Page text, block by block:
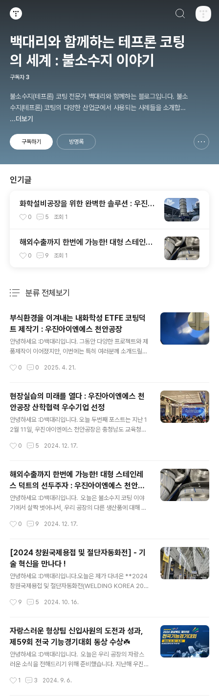
백대리와 함께하는 테프론 코팅
의 세계 : 불소수지 이야기
구독자 3
불소수지(테프론) 코팅 전문가 백대리와 함께하는 블로그입니다. 불소
수지(테프론) 코팅의 다양한 산업군에서 사용되는 사례들을 소개합니
다. 이 블로그를 통해 테프론 코팅에 대한 모든 궁금증을 해결해 보세
...더보기
구독하기 방명록
인기글
화학설비공장을 위한 완벽한 솔루션 : 우진아
이엔에스 불소수지(테프론) 코팅덕트
0 5 조회 1
해외수출까지 한번에 가능한! 대형 스테인레
스 덕트의 선두주자 : 우진아이엔에스 천안공
0 9 조회 1
분류 전체보기
부식환경을 이겨내는 내화학성 ETFE 코팅덕
트 제작기 : 우진아이엔에스 천안공장
안녕하세요 :D백대리입니다. 그동안 다양한 프로젝트와 제
품제작이 이어졌지만, 이번에는 특히 여러분께 소개드릴
소수지 코팅을 소개해드렸다면 오늘은 다른 컬러감을 가진
배관 및 덕트가 아닌 고 부식환경에서도 견딜 수 있는 강한
내화학성을 갖춘 제품으로 제작된 제품을 소개드립니다.
고온과 고부식 구간에 대응할 수 있도록 특수 설계 및 제작
된 이 제품은, 반도체 제조라인의 배기 처리구간에 적용될
에정으로, 고난이도 기술력이 요구되는 작업이었습니다.
니다. 이물이나 유분, 용접 스패터 등이 남아 있으면 코팅
0 0 2025. 4. 21.
현장실습의 미래를 열다 : 우진아이엔에스 천
안공장 산학협력 우수기업 선정
안녕하세요 :D백대리입니다. 오늘 두번째 포스트는 지난 1
2월 11일, 우진아이엔에스 천안공장은 충청남도 교육청이
에서 산학협력 우수기업으로 선정되어 감사패를 수여받은
의 날 개요일시 : 2024년 12월 11일(수)장소 : 천안 비렌
티웨딩홀 & 뷔페참석자 : 직업계고 및 협력 기업 관계자 약
150명이번 행사는 직업계 고등학교와 협력 관계를 맺고
있는 47개 우수기업에 감사패를 수여하고, 산학협력의 성
과를 공유하는 자리였습니다. 직업계고 학생들의 현장실습
네트워킹이 이루어졌습니다. 우진아이엔에스 천안공장의
0 5 2024. 12. 17.
해외수출까지 한번에 가능한! 대형 스테인레
스 덕트의 선두주자 : 우진아이엔에스 천안공
장
안녕하세요 :D백대리입니다. 오늘은 불소수지 코팅 이야
기에서 살짝 벗어나서, 우리 공장의 다른 생산품에 대해 이
에 감춰진 공조배기용 스테인레스 덕트에 관한 이야기입니
우와 전문성을 바다탕으로 스테인레스 덕트의 설계 및 제
작, 그리고 공조배기 시스템의 대한 종합적인 솔루션을 제
공하고 있습니다. 이번 포스트에서는 우리 공장의 주요 생
산품인 스테인레스 덕트와 공조배기 덕트의 제조 역량과
이번 수출건에 대한 내용을 소개해드리겠습니다. 20년
에스 천안공장은 지난 20여 년간 덕트 설계 및 제작 분야
0 9 2024. 12. 17.
[2024 창원국제용접 및 절단자동화전] - 기
술 혁신을 만나다 !
안녕하세요 :D백대리입니다.​​오늘은 제가 다녀온 **2024
창원국제용접 및 절단자동화전(WELDING KOREA 202
합니다. 이 전시는 1989년 서울에서 첫 개최를 시작으로,
서 매년 열리고 있습니다. 이번에는 특히 자동화와 로봇 기
술이 대거 소개되어 매우 흥미로운 시간이었습니다.​​​​행사
개요행사명: 2024 창원국제용접 및 절단자동화전기간: 2
024년 10월 15일(화) ~ 18일(금)장소: 창원컨벤션센터
(CECO)주요 전시 품목: 용접자동화, 절단기기, 가공기기,
비, 용접재료 등​​​​​주요 전시 품목용접자동화이번 전..
9 5 2024. 10. 16.
자랑스러운 형상팀 신입사원의 도전과 성과,
제59회 전국 기능경기대회 동상 수상☘️
안녕하세요 :D백대리입니다. 오늘은 우리 공장의 자랑스
러운 소식을 전해드리기 위해 준비했습니다. 지난해 우진
9회 전국기능경기대회 용접 직종에 출전하여 동상을 수상
1 3 2024. 9. 6.